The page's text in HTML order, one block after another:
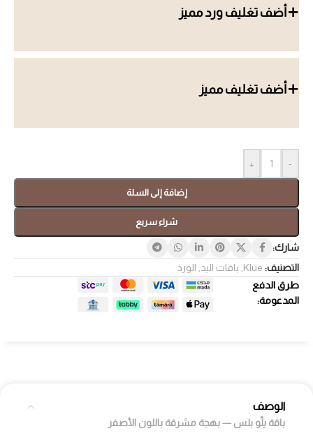
أضف تغليف ورد مميز
أضف تغليف مميز
-
+
إضافة إلى السلة
شراء سريع
شارك:
التصنيف: Klue باقات اليد الورد
طرق الدفع
المدعومة:
الوصف
باقة يلّو بلس — بهجة مشرقة باللون الأصفر